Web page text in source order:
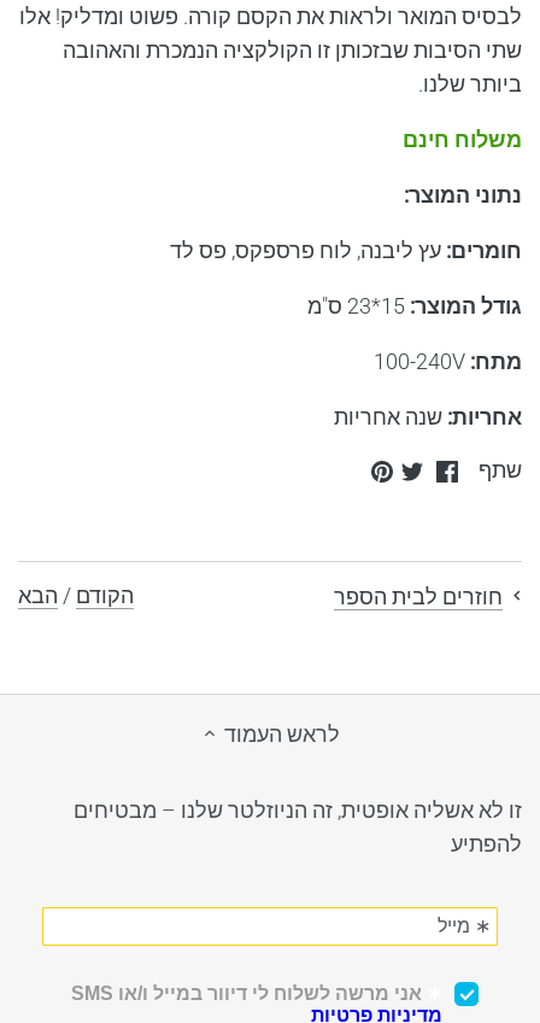
לבסיס המואר ולראות את הקסם קורה. פשוט ומדליק! אלו
שתי הסיבות שבזכותן זו הקולקציה הנמכרת והאהובה
ביותר שלנו.
משלוח חינם
נתוני המוצר:
חומרים: עץ ליבנה, לוח פרספקס, פס לד
גודל המוצר:
15*23 ס"מ
מתח:
אחריות: שנה אחריות
שתף
Share
Share
Pin
חוזרים לבית הספר הקודם / הבא
לראש העמוד
זו לא אשליה אופטית, זה הניוזלטר שלנו – מבטיחים
להפתיע